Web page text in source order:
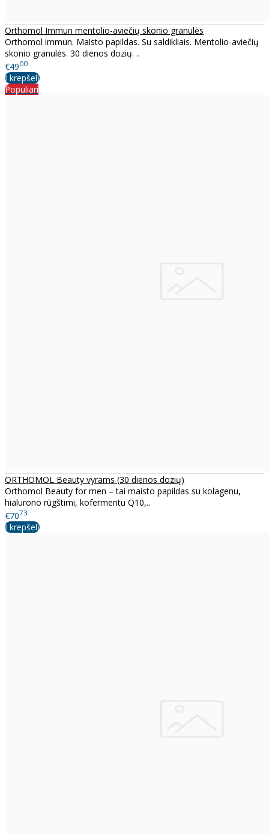
Orthomol Immun mentolio-aviečių skonio granulės
Orthomol immun. Maisto papildas. Su saldikliais. Mentolio-aviečių
skonio granulės. 30 dienos dozių. ..
€4900
Į krepšelį
Populiari
ORTHOMOL Beauty vyrams (30 dienos dozių)
Orthomol Beauty for men – tai maisto papildas su kolagenu,
hialurono rūgštimi, kofermentu Q10,..
€7073
Į krepšelį